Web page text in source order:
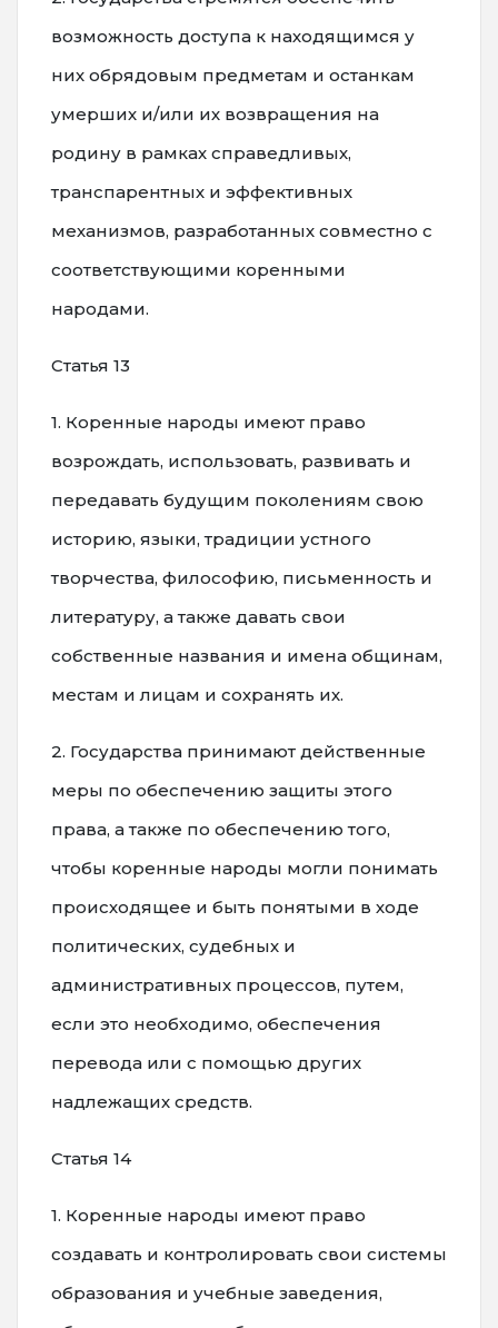
возможность доступа к находящимся у
них обрядовым предметам и останкам
умерших и/или их возвращения на
родину в рамках справедливых,
транспарентных и эффективных
механизмов, разработанных совместно с
соответствующими коренными
народами.
Статья 13
1. Коренные народы имеют право
возрождать, использовать, развивать и
передавать будущим поколениям свою
историю, языки, традиции устного
творчества, философию, письменность и
литературу, а также давать свои
собственные названия и имена общинам,
местам и лицам и сохранять их.
2. Государства принимают действенные
меры по обеспечению защиты этого
права, а также по обеспечению того,
чтобы коренные народы могли понимать
происходящее и быть понятыми в ходе
политических, судебных и
административных процессов, путем,
если это необходимо, обеспечения
перевода или с помощью других
надлежащих средств.
Статья 14
1. Коренные народы имеют право
создавать и контролировать свои системы
образования и учебные заведения,